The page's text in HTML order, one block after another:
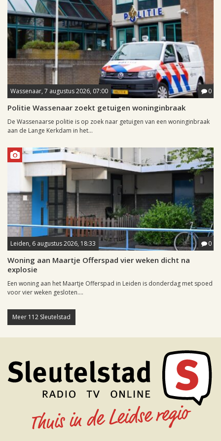
Wassenaar, 7 augustus 2026, 07:00 0
Politie Wassenaar zoekt getuigen woninginbraak
De Wassenaarse politie is op zoek naar getuigen van een woninginbraak
aan de Lange Kerkdam in het...
Leiden, 6 augustus 2026, 18:33 0
Woning aan Maartje Offerspad vier weken dicht na
explosie
Een woning aan het Maartje Offerspad in Leiden is donderdag met spoed
voor vier weken gesloten....
Meer 112 Sleutelstad